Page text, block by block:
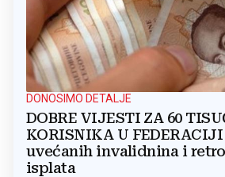
DONOSIMO DETALJE
DOBRE VIJESTI ZA 60
KORISNIKA U
uvećanih invalidnina i
isplata